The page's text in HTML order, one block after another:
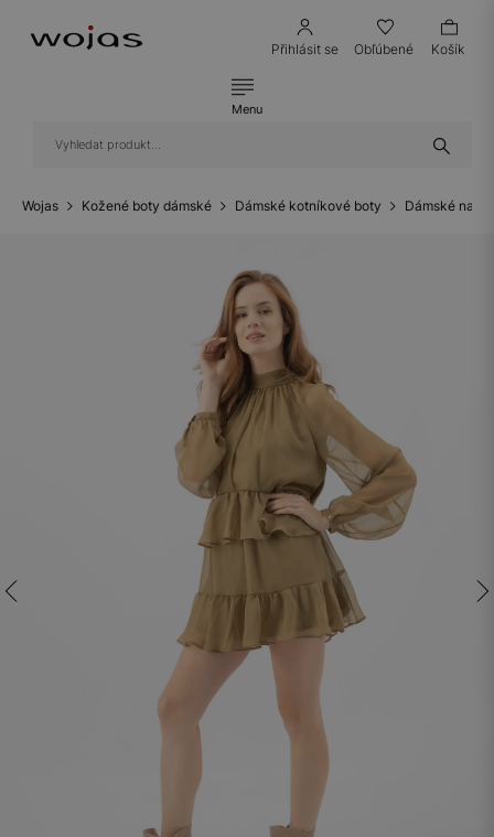
Přihlásit se Obľúbené Košík
Menu
Wojas Kožené boty dámské Dámské kotníkové boty Dámské